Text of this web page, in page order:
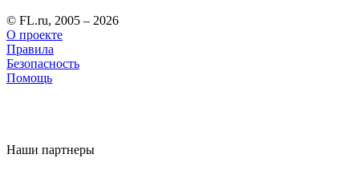
© FL.ru, 2005 – 2026
О проекте
Правила
Безопасность
Помощь
Наши партнеры